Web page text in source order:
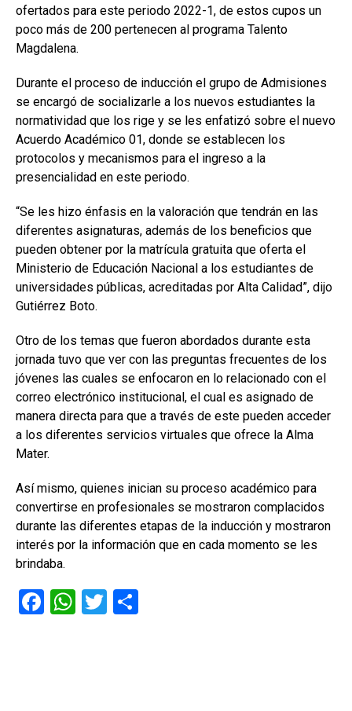
ofertados para este periodo 2022-1, de estos cupos un
poco más de 200 pertenecen al programa Talento
Magdalena.
Durante el proceso de inducción el grupo de Admisiones
se encargó de socializarle a los nuevos estudiantes la
normatividad que los rige y se les enfatizó sobre el nuevo
Acuerdo Académico 01, donde se establecen los
protocolos y mecanismos para el ingreso a la
presencialidad en este periodo.
“Se les hizo énfasis en la valoración que tendrán en las
diferentes asignaturas, además de los beneficios que
pueden obtener por la matrícula gratuita que oferta el
Ministerio de Educación Nacional a los estudiantes de
universidades públicas, acreditadas por Alta Calidad”, dijo
Gutiérrez Boto.
Otro de los temas que fueron abordados durante esta
jornada tuvo que ver con las preguntas frecuentes de los
jóvenes las cuales se enfocaron en lo relacionado con el
correo electrónico institucional, el cual es asignado de
manera directa para que a través de este pueden acceder
a los diferentes servicios virtuales que ofrece la Alma
Mater.
Así mismo, quienes inician su proceso académico para
convertirse en profesionales se mostraron complacidos
durante las diferentes etapas de la inducción y mostraron
interés por la información que en cada momento se les
brindaba.
F
W T